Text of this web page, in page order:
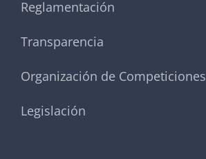
Reglamentación
Transparencia
Organización de Competiciones
Legislación